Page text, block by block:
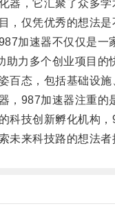
，它汇聚了众多学
仅凭优秀的想法是
速器不仅仅是一
多个创业项目的
态，包括基础设施
987加速器注重的
技创新孵化机构，
来科技路的想法者